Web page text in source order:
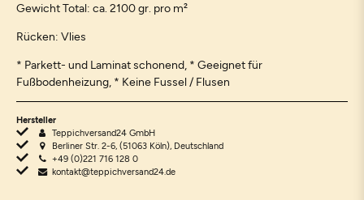
Gewicht Total: ca. 2100 gr. pro m²
Rücken: Vlies
* Parkett- und Laminat schonend, * Geeignet für
Fußbodenheizung, * Keine Fussel / Flusen
Hersteller
Teppichversand24 GmbH
Berliner Str. 2-6, (51063 Köln), Deutschland
+49 (0)221 716 128 0
kontakt@teppichversand24.de